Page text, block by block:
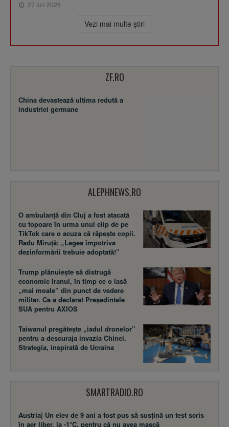
27 iun 2026
Vezi mai multe ştiri
ZF.RO
China devastează ultima redută a
industriei germane
ALEPHNEWS.RO
O ambulanță din Cluj a fost atacată
cu topoare în urma unui clip de pe
TikTok care o acuza că răpește copii.
Radu Miruță: „Legea împotriva
dezinformării trebuie adoptată!”
Trump plănuiește să distrugă
economic Iranul, în timp ce o lasă
„mai moale” din punct de vedere
militar. Ce a declarat Președintele
SUA pentru AXIOS
Taiwanul pregătește „iadul dronelor”
pentru a descuraja invazia Chinei.
Strategia, inspirată de Ucraina
SMARTRADIO.RO
Austria| Un elev de 9 ani a fost pus să susţină un test scris
în aer liber, la -1°C, pentru că nu avea mască